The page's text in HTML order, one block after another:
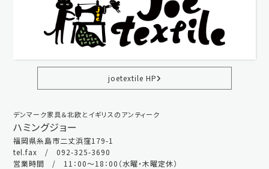
joetextile HP
デンマーク家具＆北欧とイギリスのアンティーク
ハミングジョー
福岡県糸島市二丈浜窪179-1
tel.fax / 092-325-3690
営業時間 / 11：00～18：00（水曜・木曜定休）